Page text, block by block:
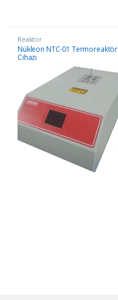
Reaktör
Nükleon NTC-01 Termoreaktör
Cihazı